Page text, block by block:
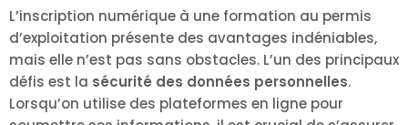
L’inscription numérique à une formation au permis
d’exploitation présente des avantages indéniables,
mais elle n’est pas sans obstacles. L’un des principaux
défis est la sécurité des données personnelles.
Lorsqu’on utilise des plateformes en ligne pour